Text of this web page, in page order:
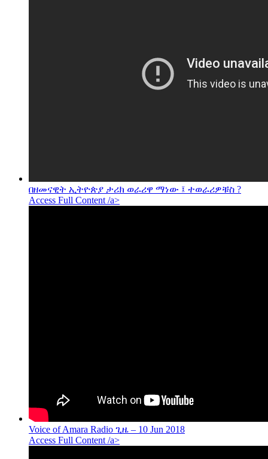
በዘመናዊት ኢትዮጵያ ታሪክ ወራሪዋ ማነው ፤ ተወራሪዎቹስ ?
Access Full Content /a>
Voice of Amara Radio ጊዜ – 10 Jun 2018
Access Full Content /a>